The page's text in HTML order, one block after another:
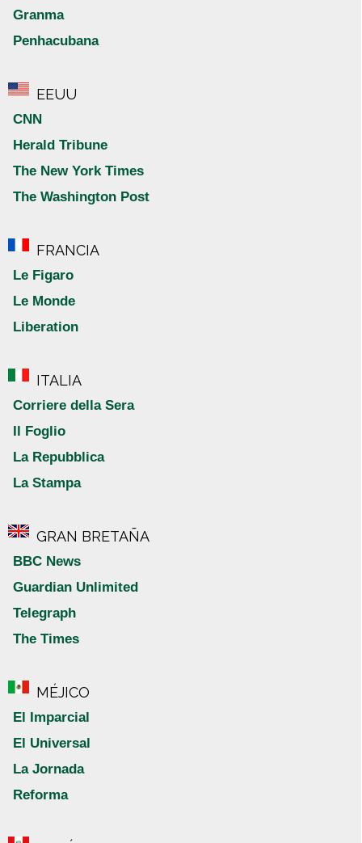
Granma
Penhacubana
EEUU
CNN
Herald Tribune
The New York Times
The Washington Post
FRANCIA
Le Figaro
Le Monde
Liberation
ITALIA
Corriere della Sera
Il Foglio
La Repubblica
La Stampa
GRAN BRETAÑA
BBC News
Guardian Unlimited
Telegraph
The Times
MÉJICO
El Imparcial
El Universal
La Jornada
Reforma